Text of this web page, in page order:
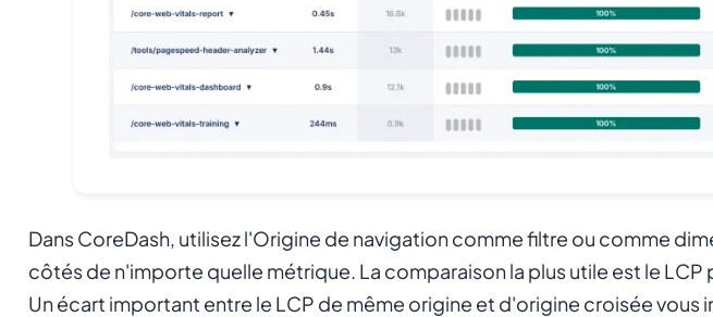
Dans CoreDash, utilisez l'Origine de navigation comme filtre ou comme
côtés de n'importe quelle métrique. La comparaison la plus utile est le LCP
Un écart important entre le LCP de même origine et d'origine croisée vous